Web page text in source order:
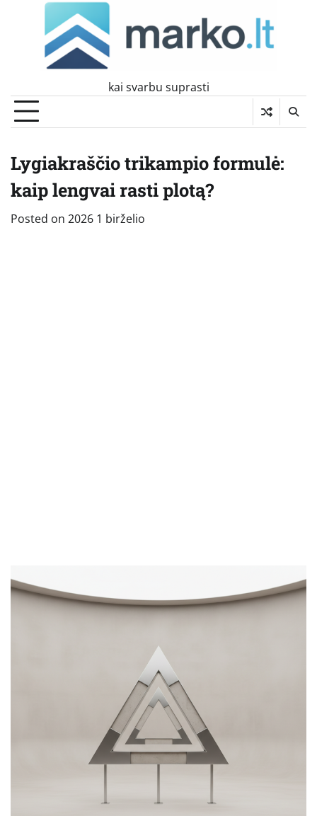
kai svarbu suprasti
Lygiakraščio trikampio formulė:
kaip lengvai rasti plotą?
Posted on 2026 1 birželio